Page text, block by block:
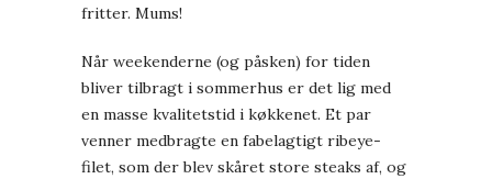
fritter. Mums!
Når weekenderne (og påsken) for tiden
bliver tilbragt i sommerhus er det lig med
en masse kvalitetstid i køkkenet. Et par
venner medbragte en fabelagtigt ribeye-
filet, som der blev skåret store steaks af, og